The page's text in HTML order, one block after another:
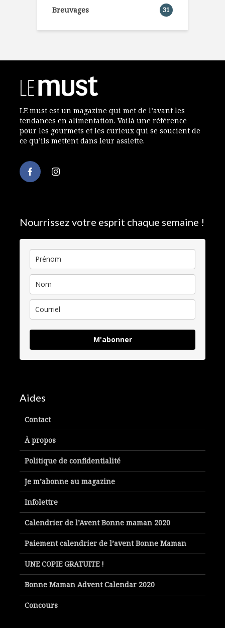
Breuvages 31
LE must est un magazine qui met de l’avant les
tendances en alimentation. Voilà une référence
pour les gourmets et les curieux qui se soucient de
ce qu’ils mettent dans leur assiette.
Nourrissez votre esprit chaque semaine !
M'abonner
Aides
Contact
À propos
Politique de confidentialité
Je m’abonne au magazine
Infolettre
Calendrier de l’Avent Bonne maman 2020
Paiement calendrier de l’avent Bonne Maman
UNE COPIE GRATUITE !
Bonne Maman Advent Calendar 2020
Concours